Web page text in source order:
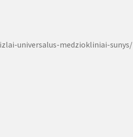
universalus-medziokliniai-sunys/